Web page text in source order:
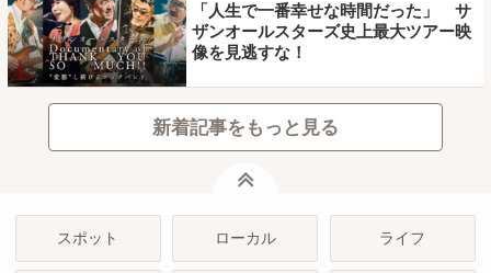
「人生で一番幸せな時間だった」 サ
ザンオールスターズ史上最大ツアー映
像を見逃すな！
新着記事をもっと見る
スポット ローカル ライフ